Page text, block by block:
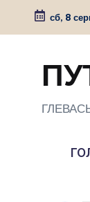
Перейти
сб, 8